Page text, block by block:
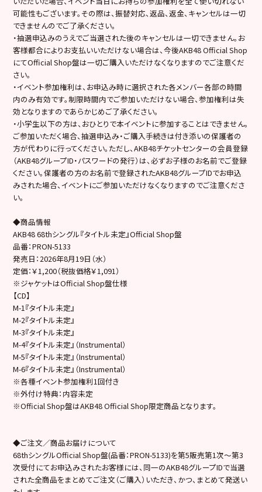
可能性もございます。その際は、振替対応、返品、返金、キャンセルは一切
できませんのでご了承ください。
・抽選申込みのうえでご当選された後のキャンセルは一切できません。お
客様都合によりお支払いいただけない場合は、今後AKB48 Official Shop
にてOfficial Shop盤は一切ご購入いただけなくなりますのでご注意くだ
さい。
・イベント参加権利は、お申込み時に選択された各メンバー各部の時間
内のみ有効です。制限時間内でご参加いただけない場合、参加権利は失
効となりますのであらかじめご了承ください。
・小学生以下の方は、おひとりで本イベントに参加することはできません。
ご参加いただく場合、抽選申込み・ご購入手続きは付き添いの保護者の
方が代わりに行ってください。ただし、AKB48チケットセンターの会員登録
（AKB48グループID・パスワードの発行）は、必ずお子様のお名前でご登録
ください。保護者の方のお名前で登録されたAKB48グループIDでお申込
みされた場合、イベントにご参加いただけなくなりますのでご注意くださ
い。
◆商品情報
AKB48 68thシングル『タイトル未定』Official Shop盤
品番：PRON-5133
発売日：2026年8月19日（水）
定価：￥1,200（税抜価格￥1,091）
※ジャケットはOfficial Shop盤仕様
【CD】
M-1『タイトル未定』
M-2『タイトル未定』
M-3『タイトル未定』
M-4『タイトル未定』（Instrumental）
M-5『タイトル未定』（Instrumental）
M-6『タイトル未定』（Instrumental）
※各種イベント参加権利1回付き
※外付け特典：内容未定
※Official Shop盤はAKB48 Official Shop限定商品となります。
◆ご注文／商品お届けについて
68thシングルOfficial Shop盤(品番：PRON-5133)を第5販売第1次～第3
次受付にてお申込みされたお客様には、同一のAKB48グループIDで当選
された全商品をまとめてご注文（ご購入）いただき、かつ、まとめて発送い